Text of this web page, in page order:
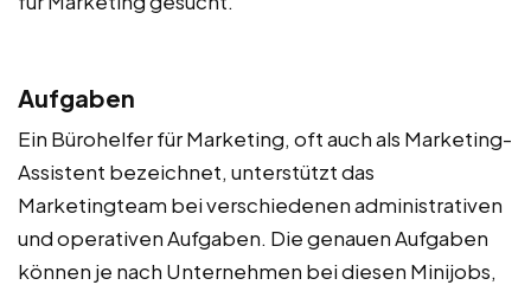
Aufgaben
Ein Bürohelfer für Marketing, oft auch als Marketing-
Assistent bezeichnet, unterstützt das
Marketingteam bei verschiedenen administrativen
und operativen Aufgaben. Die genauen Aufgaben
können je nach Unternehmen bei diesen Minijobs,